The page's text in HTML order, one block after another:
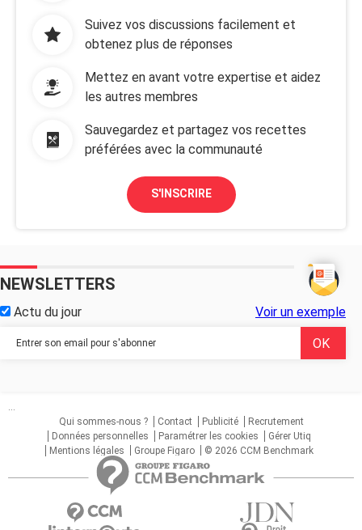
Suivez vos discussions facilement et
obtenez plus de réponses
Mettez en avant votre expertise et aidez
les autres membres
Sauvegardez et partagez vos recettes
préférées avec la communauté
S'INSCRIRE
NEWSLETTERS
Actu du jour Voir un exemple
...
Qui sommes-nous ?
Contact Publicité
Recrutement
Données personnelles
Paramétrer les cookies
Gérer Utiq
Mentions légales
Groupe Figaro © 2026 CCM Benchmark